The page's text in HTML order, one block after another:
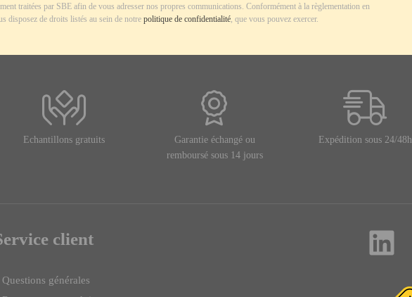
traitées par SBE afin de vous adresser nos propres communications. Conformément à la règlementation en
disposez de droits listés au sein de notre politique de confidentialité, que vous pouvez exercer.
Echantillons gratuits
Garantie échangé ou
remboursé sous 14 jours
Expédition sous 24/48h
client
Questions générales